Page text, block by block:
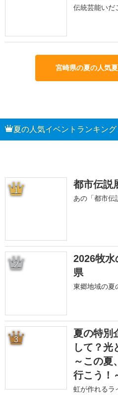
伝統芸能いだ
宮崎県の夏の人気
夏の人気イベントランキング
1
都市伝説
あの「都市伝
2
2026牧
県
東郷地域の夏
3
夏の特別
して？光
～この夏
行こう！
虹が作れるラ